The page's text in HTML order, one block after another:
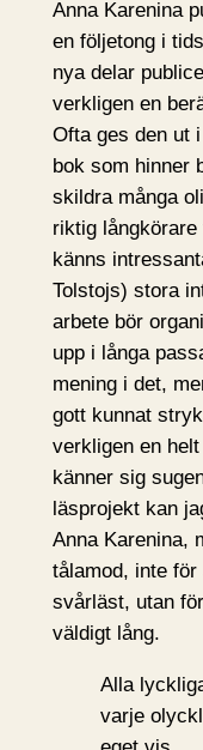
Anna Karenina
en följetong i
nya delar
verkligen en
Ofta ges den ut
bok som hinner
skildra många
riktig
känns
Tolstojs) stora
arbete bör
upp i långa
mening i det,
gott kunnat
verkligen en
känner sig
läsprojekt kan
Anna Karenina,
tålamod, inte
svårläst, utan
väldigt lång.
Alla
varje